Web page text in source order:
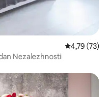
Gemiddelde
4,79 (73)
Nezalezhnosti